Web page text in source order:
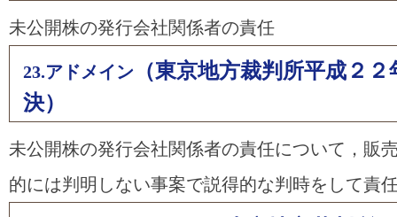
未公開株の発行会社関係者の責任
23.アドメイン
（東京地方裁判所平成２
決）
未公開株の発行会社関係者の責任について，販
的には判明しない事案で説得的な判時をして責